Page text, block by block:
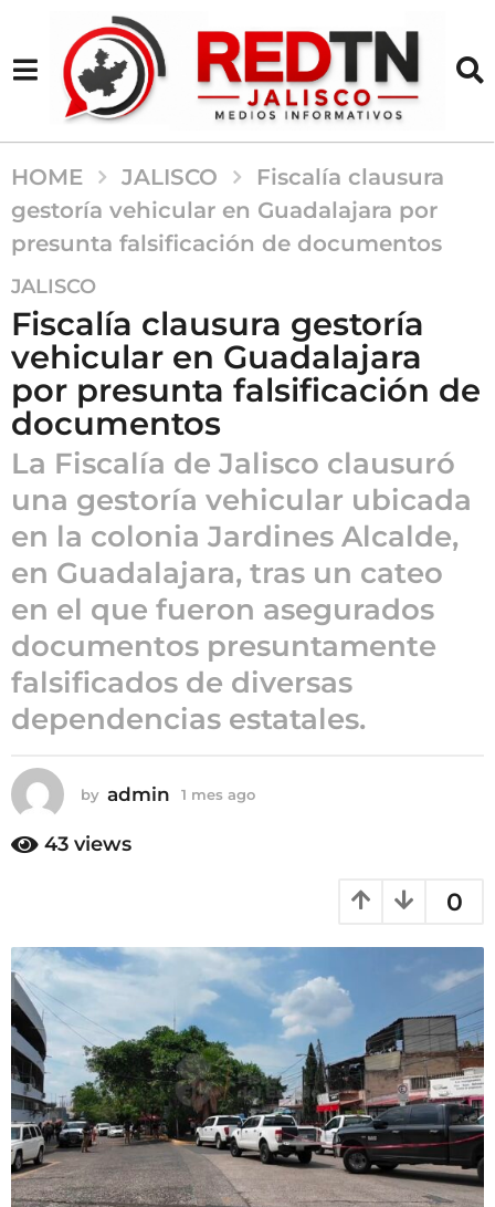
HOME JALISCO
Fiscalía clausura
gestoría vehicular en Guadalajara por
presunta falsificación de documentos
1
m
e
s
a
g
o
m
s
a
g
o
JALISCO
Fiscalía clausura gestoría
vehicular en Guadalajara
por presunta falsificación de
documentos
La Fiscalía de Jalisco clausuró
una gestoría vehicular ubicada
en la colonia Jardines Alcalde,
en Guadalajara, tras un cateo
en el que fueron asegurados
documentos presuntamente
falsificados de diversas
dependencias estatales.
by admin 1 mes ago
43 views
0